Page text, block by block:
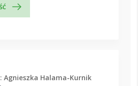
Agnieszka Halama-Kurnik